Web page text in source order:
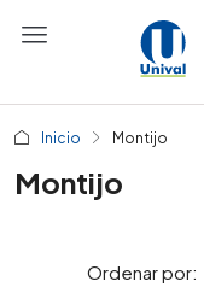
Inicio Montijo
Montijo
Ordenar por: